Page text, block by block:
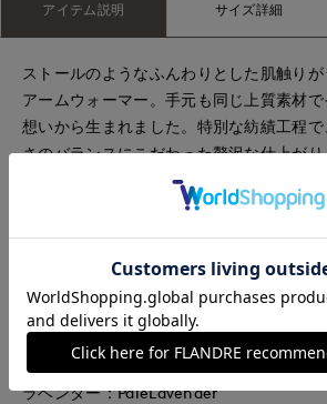
アイテム説明 サイズ詳細
ストールのようなふんわりとした肌触り
アームウォーマー。手元も同じ上質素材
想いから生まれました。特別な紡績工程
さのバランスにこだわった贅沢な仕上が
ゅっとたるませれば、冬コーデに優しいニ
■メーカー表示
ダークブラウン：Black COFFE
チャコールグレー：Charcoal Gray
ブルー：BlueShadow
ラベンダー：PaleLavender